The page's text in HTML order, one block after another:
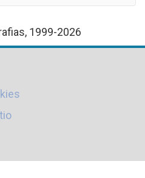
1999-2026